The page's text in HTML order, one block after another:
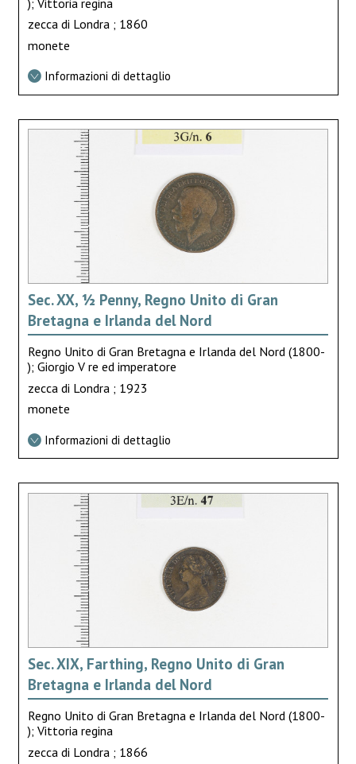
zecca di Londra ; 1860
monete
Informazioni di dettaglio
Sec. XX, ½ Penny, Regno Unito di Gran
Bretagna e Irlanda del Nord
Regno Unito di Gran Bretagna e Irlanda del Nord (1800-
); Giorgio V re ed imperatore
zecca di Londra ; 1923
monete
Informazioni di dettaglio
Sec. XIX, Farthing, Regno Unito di Gran
Bretagna e Irlanda del Nord
Regno Unito di Gran Bretagna e Irlanda del Nord (1800-
); Vittoria regina
zecca di Londra ; 1866